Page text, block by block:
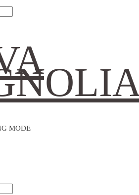
MODE